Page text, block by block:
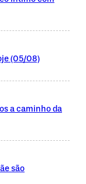
(05/08)
a caminho da
são